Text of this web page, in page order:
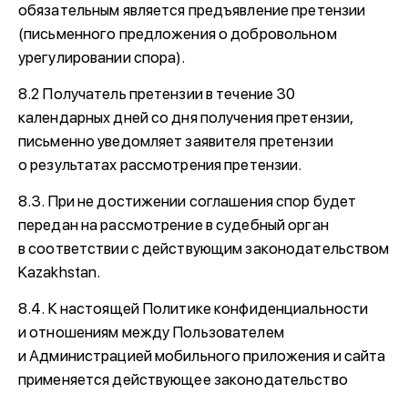
обязательным является предъявление претензии
(письменного предложения о добровольном
урегулировании спора).
8.2 Получатель претензии в течение 30
календарных дней со дня получения претензии,
письменно уведомляет заявителя претензии
о результатах рассмотрения претензии.
8.3. При не достижении соглашения спор будет
передан на рассмотрение в судебный орган
в соответствии с действующим законодательством
Kazakhstan.
8.4. К настоящей Политике конфиденциальности
и отношениям между Пользователем
и Администрацией мобильного приложения и сайта
применяется действующее законодательство